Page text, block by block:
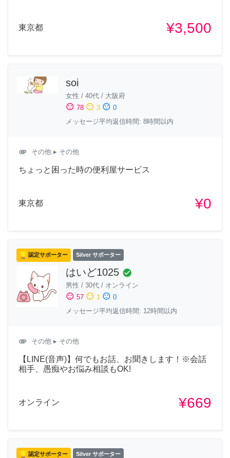
東京都 ¥3,500
soi
女性 / 40代 / 大阪府
sentiment_satisfied 78 sentiment_neutral 3 sentiment_dissatisfied 0
メッセージ平均返信時間: 8時間以内
attachment その他 ▸ その他
ちょっと困った時の便利屋サービス
東京都 ¥0
認定サポーター Silver サポーター
はいど1025 check_circle
男性 / 30代 / オンライン
sentiment_satisfied 57 sentiment_neutral 1 sentiment_dissatisfied 0
メッセージ平均返信時間: 12時間以内
attachment その他 ▸ その他
【LINE(音声)】何でもお話、お聞きします！※会話
相手、愚痴やお悩み相談もOK!
オンライン ¥669
認定サポーター Silver サポーター